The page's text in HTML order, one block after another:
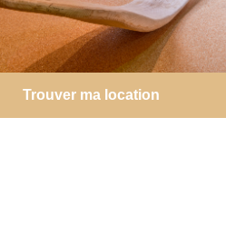
Trouver ma location